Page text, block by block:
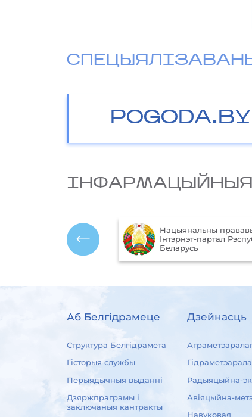
POGODA.BY
Беларусь
Нацыянальны
Інтэрнэт-партал
Беларусь
Аб Белгідрамеце
Структура Белгідрамета
Гісторыя службы
Перыядычныя выданні
Дзяржпраграмы і
заключаныя кантракты
Дзейнасць
Радыяцыйна-
Авіяцыйна-
Навуковая